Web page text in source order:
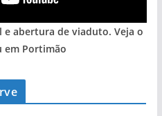
e abertura de viaduto. Veja o
em Portimão
vídeo)
interior do Algarve